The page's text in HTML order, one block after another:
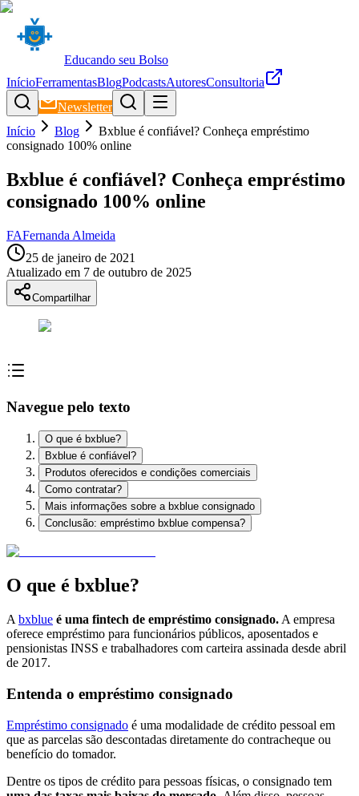
Educando seu Bolso
InícioFerramentasBlogPodcastsAutoresConsultoria
Newsletter
Início
Blog
Bxblue é confiável? Conheça empréstimo
consignado 100% online
Bxblue é confiável? Conheça empréstimo
consignado 100% online
FAFernanda Almeida
25 de janeiro de 2021
Atualizado em 7 de outubro de 2025
Compartilhar
Navegue pelo texto
O que é bxblue?
Bxblue é confiável?
Produtos oferecidos e condições comerciais
Como contratar?
Mais informações sobre a bxblue consignado
Conclusão: empréstimo bxblue compensa?
O que é bxblue?
A bxblue é uma fintech de empréstimo consignado. A empresa
oferece empréstimo para funcionários públicos, aposentados e
pensionistas INSS e trabalhadores com carteira assinada desde abril
de 2017.
Entenda o empréstimo consignado
Empréstimo consignado é uma modalidade de crédito pessoal em
que as parcelas são descontadas diretamente do contracheque ou
benefício do tomador.
Dentre os tipos de crédito para pessoas físicas, o consignado tem